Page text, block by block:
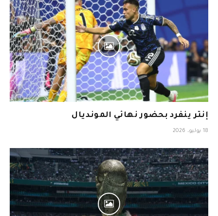
إنتر ينفرد بحضور نهائي المونديال
18 يوليو، 2026